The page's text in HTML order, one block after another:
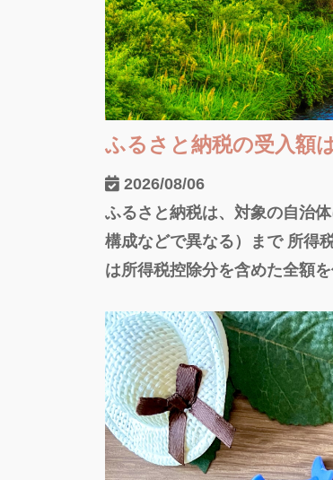
ふるさと納税の受入額
2026/08/06
ふるさと納税は、対象の自治
構成などで異なる）まで 所得
は所得税控除分を含めた全額